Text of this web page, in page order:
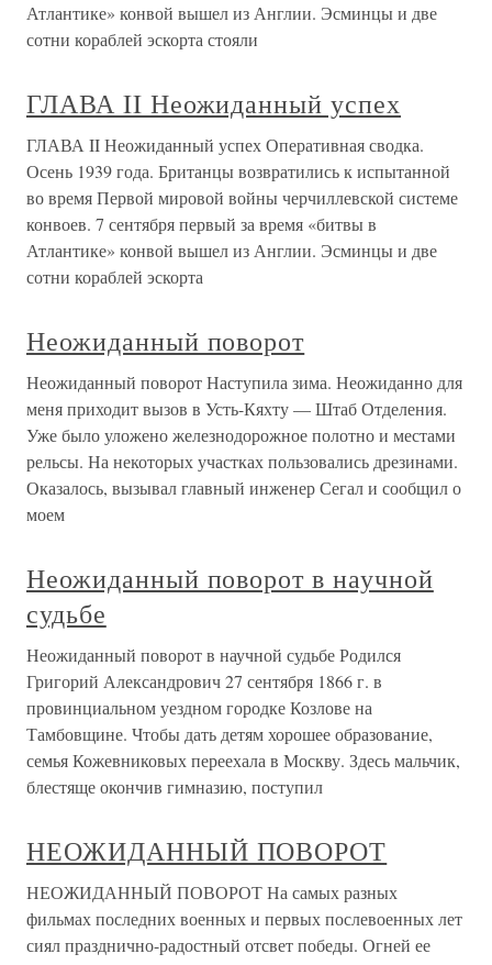
Атлантике» конвой вышел из Англии. Эсминцы и две
сотни кораблей эскорта стояли
ГЛАВА II Неожиданный успех
ГЛАВА II Неожиданный успех Оперативная сводка.
Осень 1939 года. Британцы возвратились к испытанной
во время Первой мировой войны черчиллевской системе
конвоев. 7 сентября первый за время «битвы в
Атлантике» конвой вышел из Англии. Эсминцы и две
сотни кораблей эскорта
Неожиданный поворот
Неожиданный поворот Наступила зима. Неожиданно для
меня приходит вызов в Усть-Кяхту — Штаб Отделения.
Уже было уложено железнодорожное полотно и местами
рельсы. На некоторых участках пользовались дрезинами.
Оказалось, вызывал главный инженер Сегал и сообщил о
моем
Неожиданный поворот в научной
судьбе
Неожиданный поворот в научной судьбе Родился
Григорий Александрович 27 сентября 1866 г. в
провинциальном уездном городке Козлове на
Тамбовщине. Чтобы дать детям хорошее образование,
семья Кожевниковых переехала в Москву. Здесь мальчик,
блестяще окончив гимназию, поступил
НЕОЖИДАННЫЙ ПОВОРОТ
НЕОЖИДАННЫЙ ПОВОРОТ На самых разных
фильмах последних военных и первых послевоенных лет
сиял празднично-радостный отсвет победы. Огней ее